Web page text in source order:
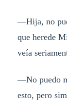
—Hija, no
que herede
veía
—No puedo
esto, pero